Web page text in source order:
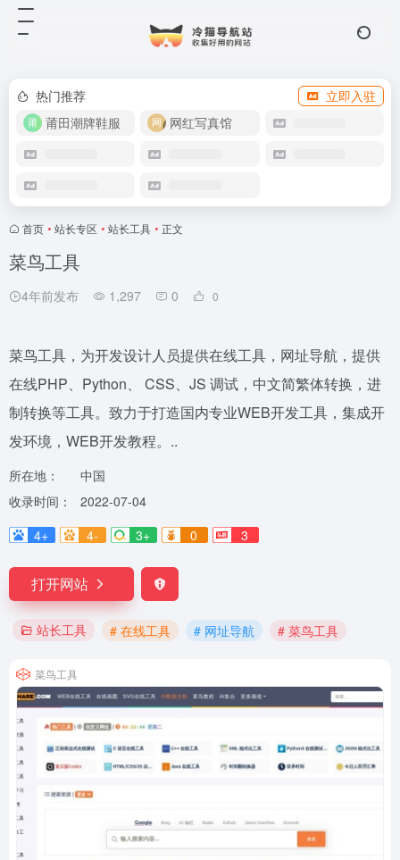
热门推荐
立即入驻
莆田潮牌鞋服
网红写真馆
首页 • 站长专区 • 站长工具 • 正文
菜鸟工具
4年前发布 1,297 0 0
菜鸟工具，为开发设计人员提供在线工具，网址导航，提供
在线PHP、Python、 CSS、JS 调试，中文简繁体转换，进
制转换等工具。致力于打造国内专业WEB开发工具，集成开
发环境，WEB开发教程。..
所在地：
中国
收录时间：
2022-07-04
4+
4- 3+ 0 3
打开网站
站长工具 # 在线工具 # 网址导航 # 菜鸟工具
菜鸟工具